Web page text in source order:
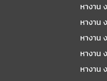
หางาน
หางาน
หางาน
หางาน
หางาน